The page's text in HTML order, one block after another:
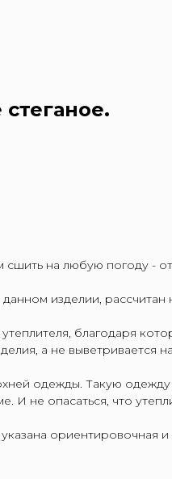
сшить на любую погоду -
изделии, рассчитан
благодаря
а не выветривается
одежды. Такую
И не опасаться, что
ориентировочная и